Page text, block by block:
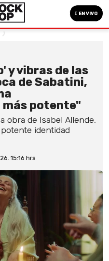
EN VIVO
y vibras de las
de Sabatini,
potente"
obra de Isabel Allende,
identidad
15:16 hrs